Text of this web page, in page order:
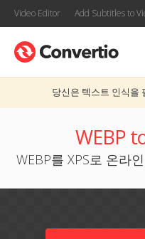
Video Editor Add Subtitles to
당신은 텍스트 인식을
WEBP
WEBP를 XPS로 온라